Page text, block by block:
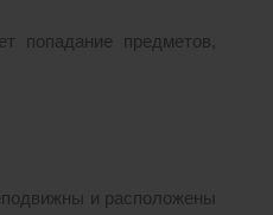
попадание предметов,
и расположены